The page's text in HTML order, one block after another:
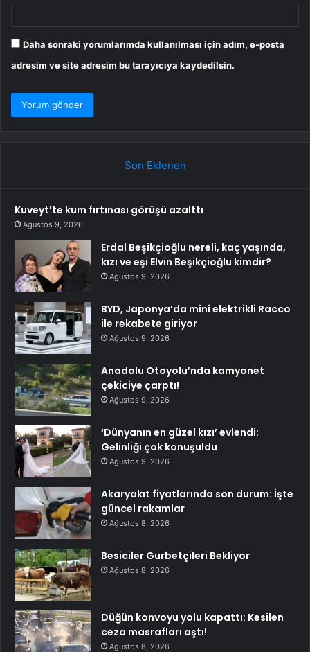
Daha sonraki yorumlarımda kullanılması için adım, e-posta
adresim ve site adresim bu tarayıcıya kaydedilsin.
Son Eklenen
Kuveyt’te kum fırtınası görüşü azalttı
Ağustos 9, 2026
Erdal Beşikçioğlu nereli, kaç yaşında,
kızı ve eşi Elvin Beşikçioğlu kimdir?
Ağustos 9, 2026
BYD, Japonya’da mini elektrikli Racco
ile rekabete giriyor
Ağustos 9, 2026
Anadolu Otoyolu’nda kamyonet
çekiciye çarptı!
Ağustos 9, 2026
‘Dünyanın en güzel kızı’ evlendi:
Gelinliği çok konuşuldu
Ağustos 9, 2026
Akaryakıt fiyatlarında son durum: İşte
güncel rakamlar
Ağustos 8, 2026
Besiciler Gurbetçileri Bekliyor
Ağustos 8, 2026
Düğün konvoyu yolu kapattı: Kesilen
ceza masrafları aştı!
Ağustos 8, 2026